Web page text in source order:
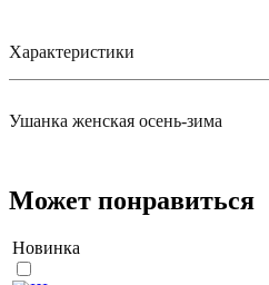
Характеристики
Ушанка женская осень-зима
Может понравиться
Новинка